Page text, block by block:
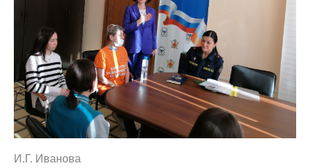
И.Г. Иванова